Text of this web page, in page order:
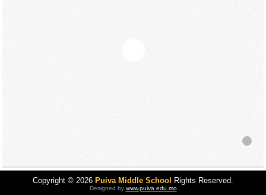
Copyright © 2026 Puiva Middle School Rights Reserved.
Designed by www.puiva.edu.mo.